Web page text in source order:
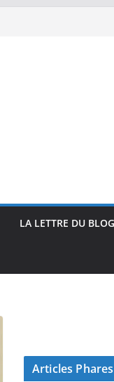
LA LETTRE DU BLOG
Articles Phares